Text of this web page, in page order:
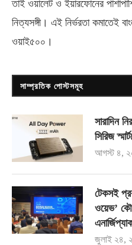
তাই ওয়ালেট ও ইয়ারফোনের
নিত্যসঙ্গী। এই নির্ভরতা কমাতেই
ওয়াই৫০০ ।
সাম্প্রতিক পোস্টসমূহ
সারাদিন
সিরিজ
আগস্ট ৪,
টেকসই
ওয়েভ’
জুলাই ২৪,